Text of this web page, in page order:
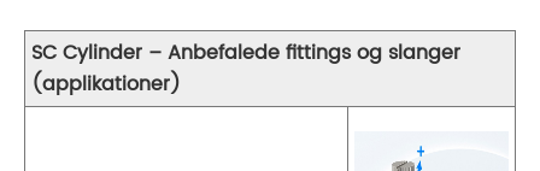
SC Cylinder – Anbefalede fittings og slanger
(applikationer)